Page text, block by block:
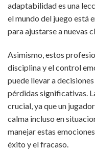
adaptabilidad es una
el mundo del juego está
para ajustarse a nuevas
Asimismo, estos
disciplina y el control
puede llevar a
pérdidas significativas.
crucial, ya que un
calma incluso en
manejar estas
éxito y el fracaso.